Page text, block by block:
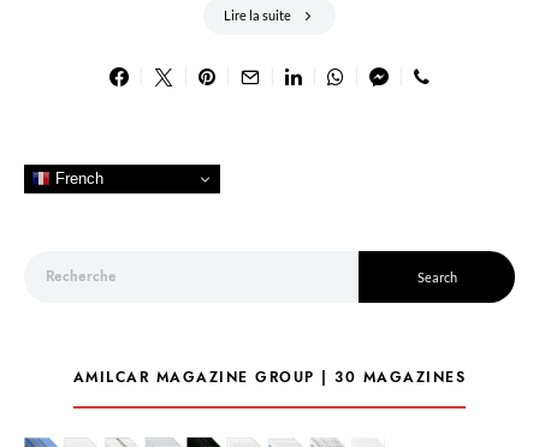
Lire la suite
French
Search
AMILCAR MAGAZINE GROUP | 30 MAGAZINES